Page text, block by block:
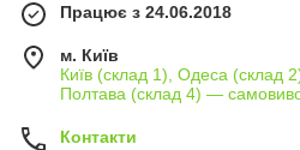
Працює з 24.06.2018
м. Київ
Київ (склад 1), Одеса (склад
Полтава (склад 4) —
Контакти